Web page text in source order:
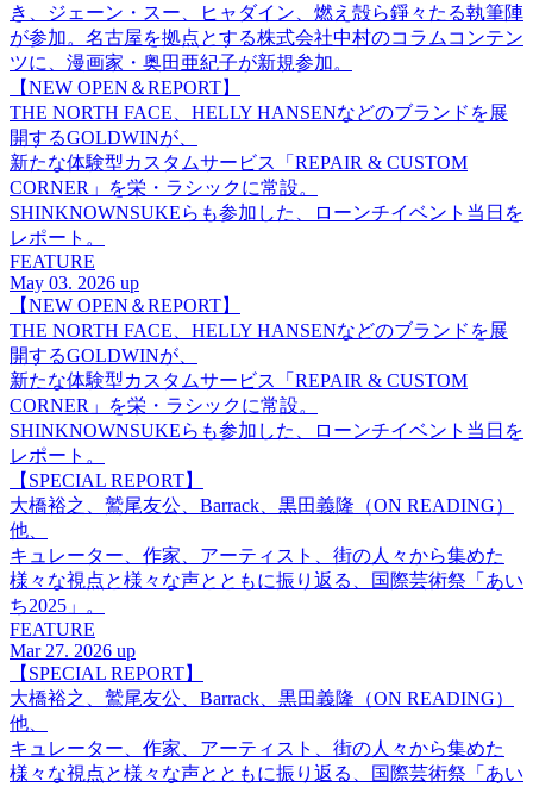
き、ジェーン・スー、ヒャダイン、燃え殻ら錚々たる執筆陣
が参加。名古屋を拠点とする株式会社中村のコラムコンテン
ツに、漫画家・奥田亜紀子が新規参加。
【NEW OPEN＆REPORT】
THE NORTH FACE、HELLY HANSENなどのブランドを展
開するGOLDWINが、
新たな体験型カスタムサービス「REPAIR & CUSTOM
CORNER」を栄・ラシックに常設。
SHINKNOWNSUKEらも参加した、ローンチイベント当日を
レポート。
FEATURE
May 03. 2026 up
【NEW OPEN＆REPORT】
THE NORTH FACE、HELLY HANSENなどのブランドを展
開するGOLDWINが、
新たな体験型カスタムサービス「REPAIR & CUSTOM
CORNER」を栄・ラシックに常設。
SHINKNOWNSUKEらも参加した、ローンチイベント当日を
レポート。
【SPECIAL REPORT】
大橋裕之、鷲尾友公、Barrack、黒田義隆（ON READING）
他、
キュレーター、作家、アーティスト、街の人々から集めた
様々な視点と様々な声とともに振り返る、国際芸術祭「あい
ち2025」。
FEATURE
Mar 27. 2026 up
【SPECIAL REPORT】
大橋裕之、鷲尾友公、Barrack、黒田義隆（ON READING）
他、
キュレーター、作家、アーティスト、街の人々から集めた
様々な視点と様々な声とともに振り返る、国際芸術祭「あい